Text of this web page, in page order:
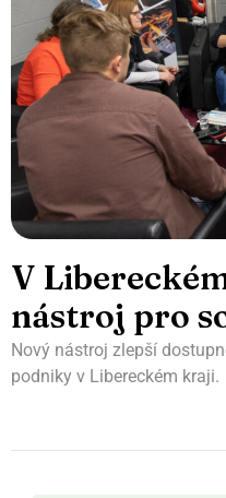
V
nástroj pro
Nový nástroj zlepší
podniky v Libereckém kraji.